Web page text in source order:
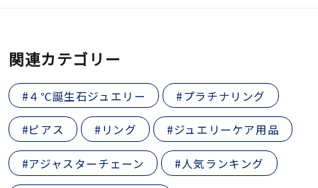
関連カテゴリー
#４℃誕生石ジュエリー #プラチナリング
#ピアス #リング #ジュエリーケア用品
#アジャスターチェーン #人気ランキング